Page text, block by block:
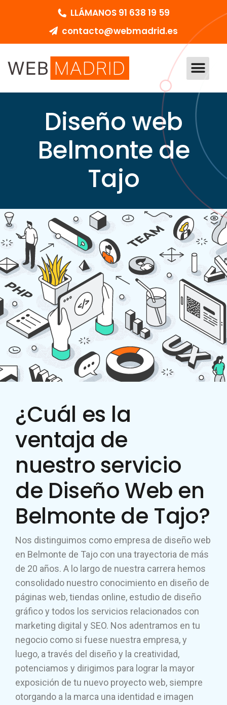
LLÁMANOS 91 638 19 59
contacto@webmadrid.es
Diseño web
Belmonte de
Tajo
¿Cuál es la
ventaja de
nuestro servicio
de Diseño Web en
Belmonte de Tajo?
Nos distinguimos como empresa de diseño web
en Belmonte de Tajo con una trayectoria de más
de 20 años. A lo largo de nuestra carrera hemos
consolidado nuestro conocimiento en diseño de
páginas web, tiendas online, estudio de diseño
gráfico y todos los servicios relacionados con
marketing digital y SEO. Nos adentramos en tu
negocio como si fuese nuestra empresa, y
luego, a través del diseño y la creatividad,
potenciamos y dirigimos para lograr la mayor
exposición de tu nuevo proyecto web, siempre
otorgando a la marca una identidad e imagen